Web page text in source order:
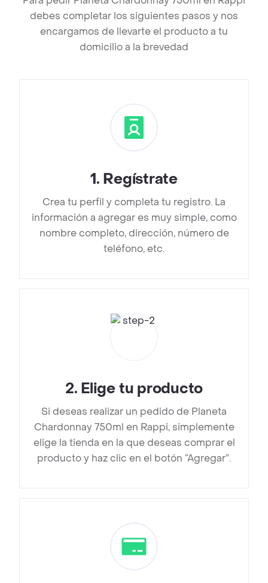
debes completar los siguientes pasos y nos
encargamos de llevarte el producto a tu
domicilio a la brevedad
1. Regístrate
Crea tu perfil y completa tu registro. La
información a agregar es muy simple, como
nombre completo, dirección, número de
teléfono, etc.
2. Elige tu producto
Si deseas realizar un pedido de Planeta
Chardonnay 750ml en Rappi, simplemente
elige la tienda en la que deseas comprar el
producto y haz clic en el botón “Agregar”.